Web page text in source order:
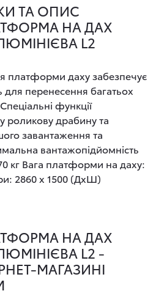
ТА ОПИС
НА ДАХ
L2
платформи даху забезпечує
для перенесення багатьох
функції
роликову драбину та
завантаження та
вантажопідйомність
кг Вага платформи на даху:
2860 x 1500 (ДхШ)
НА ДАХ
L2 -
МАГАЗИНІ